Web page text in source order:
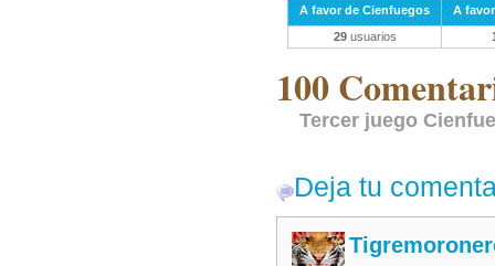
A favor de Cienfuegos
A
29usuarios
100
Tercer juego
Deja tu